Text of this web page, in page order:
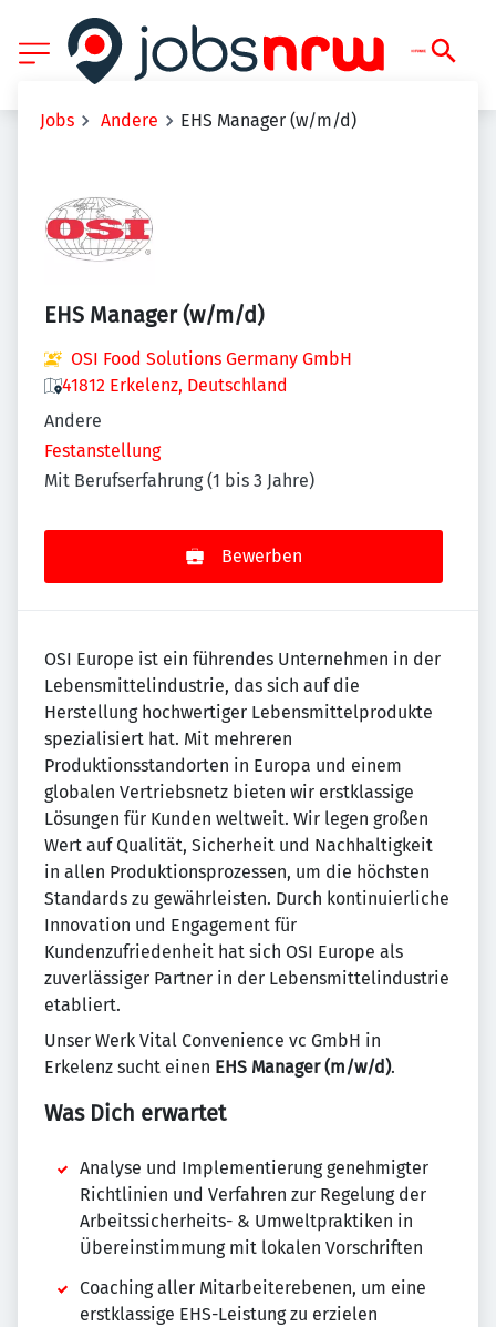
Jobs Andere EHS Manager (w/m/d)
EHS Manager (w/m/d)
OSI Food Solutions Germany GmbH
41812 Erkelenz, Deutschland
Andere
Festanstellung
Mit Berufserfahrung (1 bis 3 Jahre)
Bewerben
OSI Europe ist ein führendes Unternehmen in der
Lebensmittelindustrie, das sich auf die
Herstellung hochwertiger Lebensmittelprodukte
spezialisiert hat. Mit mehreren
Produktionsstandorten in Europa und einem
globalen Vertriebsnetz bieten wir erstklassige
Lösungen für Kunden weltweit. Wir legen großen
Wert auf Qualität, Sicherheit und Nachhaltigkeit
in allen Produktionsprozessen, um die höchsten
Standards zu gewährleisten. Durch kontinuierliche
Innovation und Engagement für
Kundenzufriedenheit hat sich OSI Europe als
zuverlässiger Partner in der Lebensmittelindustrie
etabliert.
Unser Werk Vital Convenience vc GmbH in
Erkelenz sucht einen EHS Manager (m/w/d).
Was Dich erwartet
Analyse und Implementierung genehmigter
Richtlinien und Verfahren zur Regelung der
Arbeitssicherheits- & Umweltpraktiken in
Übereinstimmung mit lokalen Vorschriften
Coaching aller Mitarbeiterebenen, um eine
erstklassige EHS-Leistung zu erzielen